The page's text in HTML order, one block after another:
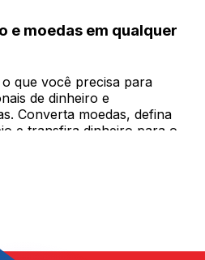
e moedas em qualquer
que você precisa para
de dinheiro e
Converta moedas, defina
e transfira dinheiro para o
Baixe hoje mesmo!